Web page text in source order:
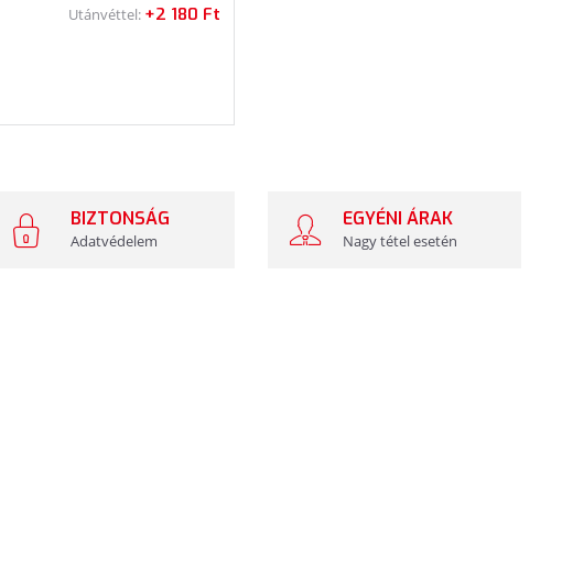
Utánvéttel: +2 180 Ft
BIZTONSÁG
Adatvédelem
EGYÉNI ÁRAK
Nagy tétel esetén